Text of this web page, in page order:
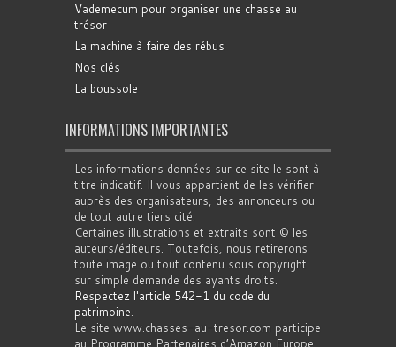
Vademecum pour organiser une chasse au
trésor
La machine à faire des rébus
Nos clés
La boussole
INFORMATIONS IMPORTANTES
Les informations données sur ce site le sont à
titre indicatif. Il vous appartient de les vérifier
auprès des organisateurs, des annonceurs ou
de tout autre tiers cité.
Certaines illustrations et extraits sont © les
auteurs/éditeurs. Toutefois, nous retirerons
toute image ou tout contenu sous copyright
sur simple demande des ayants droits.
Respectez l'article 542-1 du code du
patrimoine.
Le site www.chasses-au-tresor.com participe
au Programme Partenaires d’Amazon Europe